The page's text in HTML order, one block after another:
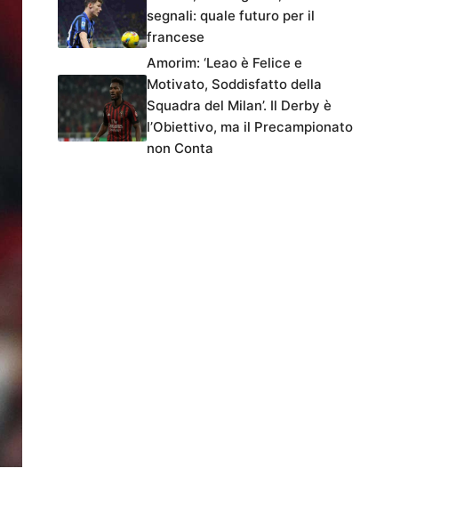
segnali: quale futuro per il
francese
Amorim: ‘Leao è Felice e
Motivato, Soddisfatto della
Squadra del Milan’. Il Derby è
l’Obiettivo, ma il Precampionato
non Conta